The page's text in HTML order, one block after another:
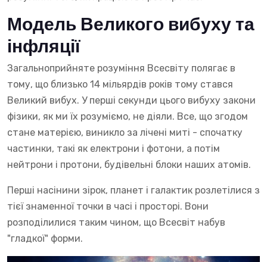
Модель Великого вибуху та
інфляції
Загальноприйняте розуміння Всесвіту полягає в
тому, що близько 14 мільярдів років тому стався
Великий вибух. У перші секунди цього вибуху закони
фізики, як ми їх розуміємо, не діяли. Все, що згодом
стане матерією, виникло за лічені миті - спочатку
частинки, такі як електрони і фотони, а потім
нейтрони і протони, будівельні блоки наших атомів.
Перші насінини зірок, планет і галактик розлетілися з
тієї знаменної точки в часі і просторі. Вони
розподілилися таким чином, що Всесвіт набув
"гладкої" форми.